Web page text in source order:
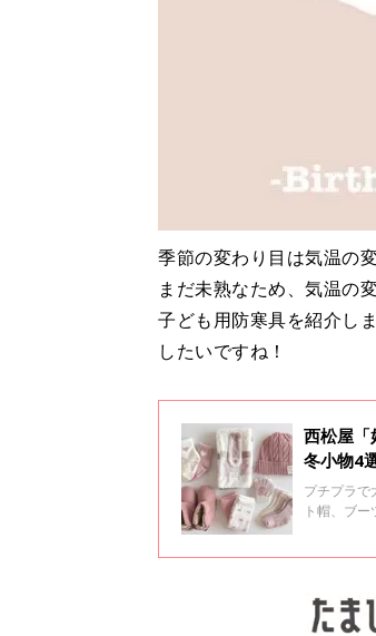
季節の変わり目は気温の
まだ未熟なため、気温の
子ども用防寒具を紹介し
したいですね！
西松屋「
冬小物4
プチプラで
ト帽、ブ